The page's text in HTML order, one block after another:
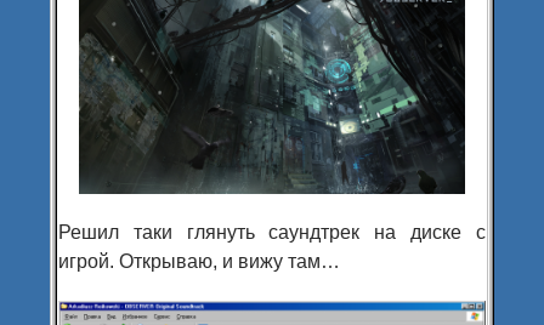
Решил таки глянуть саундтрек на диске с
игрой. Открываю, и вижу там…